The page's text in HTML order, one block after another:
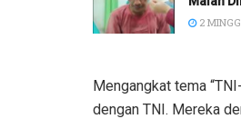
2
Mengangkat tema
dengan TNI. Mereka